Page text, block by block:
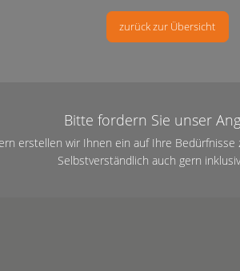
zurück zur Übersicht
Bitte fordern Sie unser
erstellen wir Ihnen ein auf Ihre Bedürfnisse
Selbstverständlich auch gern